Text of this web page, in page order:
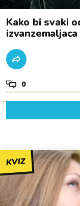
Kako bi svaki
izvanzemaljaca
0
KVIZ